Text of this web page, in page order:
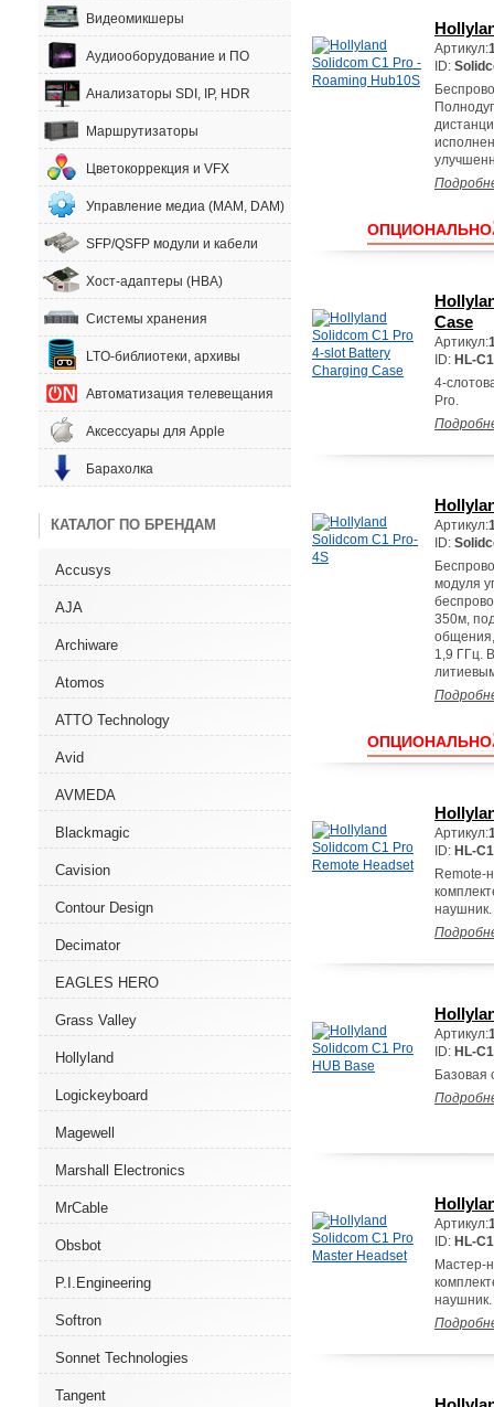
Видеомикшеры
Аудиооборудование и ПО
Анализаторы SDI, IP, HDR
Маршрутизаторы
Цветокоррекция и VFX
Управление медиа (MAM, DAM)
SFP/QSFP модули и кабели
Хост-адаптеры (HBA)
Системы хранения
LTO-библиотеки, архивы
Автоматизация телевещания
Аксессуары для Apple
Барахолка
КАТАЛОГ ПО БРЕНДАМ
Accusys
AJA
Archiware
Atomos
ATTO Technology
Avid
AVMEDA
Blackmagic
Cavision
Contour Design
Decimator
EAGLES HERO
Grass Valley
Hollyland
Logickeyboard
Magewell
Marshall Electronics
MrCable
Obsbot
P.I.Engineering
Softron
Sonnet Technologies
Tangent
Артикул:
ID:
ОПЦИОНАЛЬНО
Case
Артикул:
ID: HL-
4-
Pro.
Артикул:
ID:
модуля
350м,
общения,
1,9 ГГц.
ОПЦИОНАЛЬНО
Артикул:
ID: HL-
Remote-
наушник.
Артикул:
ID: HL-
Базовая
Артикул:
ID: HL-
Мастер-
наушник.